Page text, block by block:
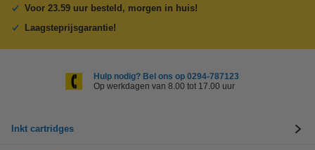
Voor 23.59 uur besteld, morgen in huis!
Laagsteprijsgarantie!
Hulp nodig? Bel ons op 0294-787123
Op werkdagen van 8.00 tot 17.00 uur
Inkt cartridges